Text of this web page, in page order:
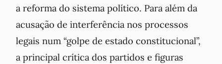
a reforma do sistema político. Para além da
acusação de interferência nos processos
legais num “golpe de estado constitucional”,
a principal crítica dos partidos e figuras